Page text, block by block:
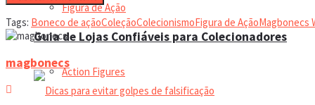
Figura de Ação
Action Figures
Guia de Lojas Confiáveis para Colecionadores
Tags: Boneco de açãoColeçãoColecionismoFigura de AçãoMagbonecs
magbonecs